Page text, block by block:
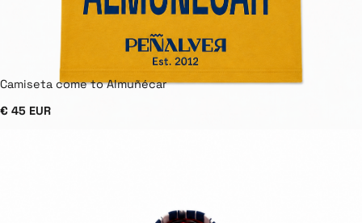
Camiseta come to Almuñécar
€ 45 EUR